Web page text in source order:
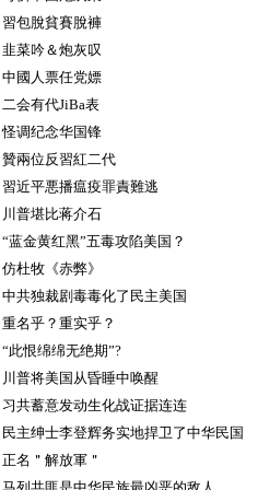
習包脫貧賽脫褲
韭菜吟＆炮灰叹
中國人票任党嫖
二会有代JiBa表
怪调纪念华国锋
贊兩位反習紅二代
習近平悪播瘟疫罪責難逃
川普堪比蒋介石
“蓝金黄红黑”五毒攻陷美国？
仿杜牧《赤弊》
中共独裁剧毒毒化了民主美国
重名乎？重实乎？
“此恨绵绵无绝期”?
川普将美国从昏睡中唤醒
习共蓄意发动生化战证据连连
民主绅士李登辉务实地捍卫了中华民国
正名＂解放軍＂